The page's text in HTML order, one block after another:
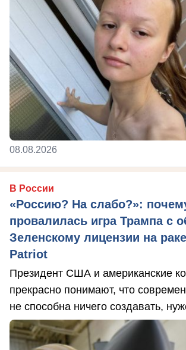
08.08.2026
В России
«Россию? На слабо?»:
провалилась игра Трампа с
Зеленскому лицензии на
Patriot
Президент США и американские
прекрасно понимают, что
не способна ничего создавать,